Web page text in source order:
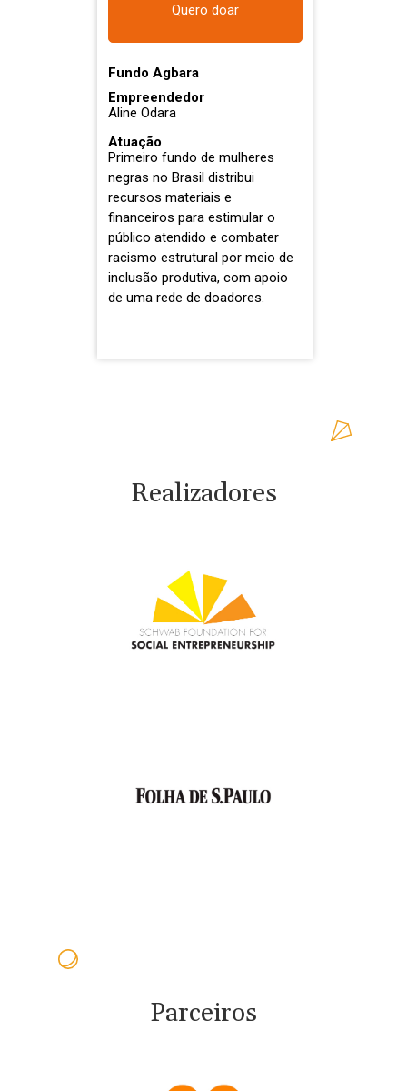
Quero doar
Fundo Agbara
Empreendedor
Aline Odara
Atuação
Primeiro fundo de mulheres
negras no Brasil distribui
recursos materiais e
financeiros para estimular o
público atendido e combater
racismo estrutural por meio de
inclusão produtiva, com apoio
de uma rede de doadores.
Realizadores
Parceiros